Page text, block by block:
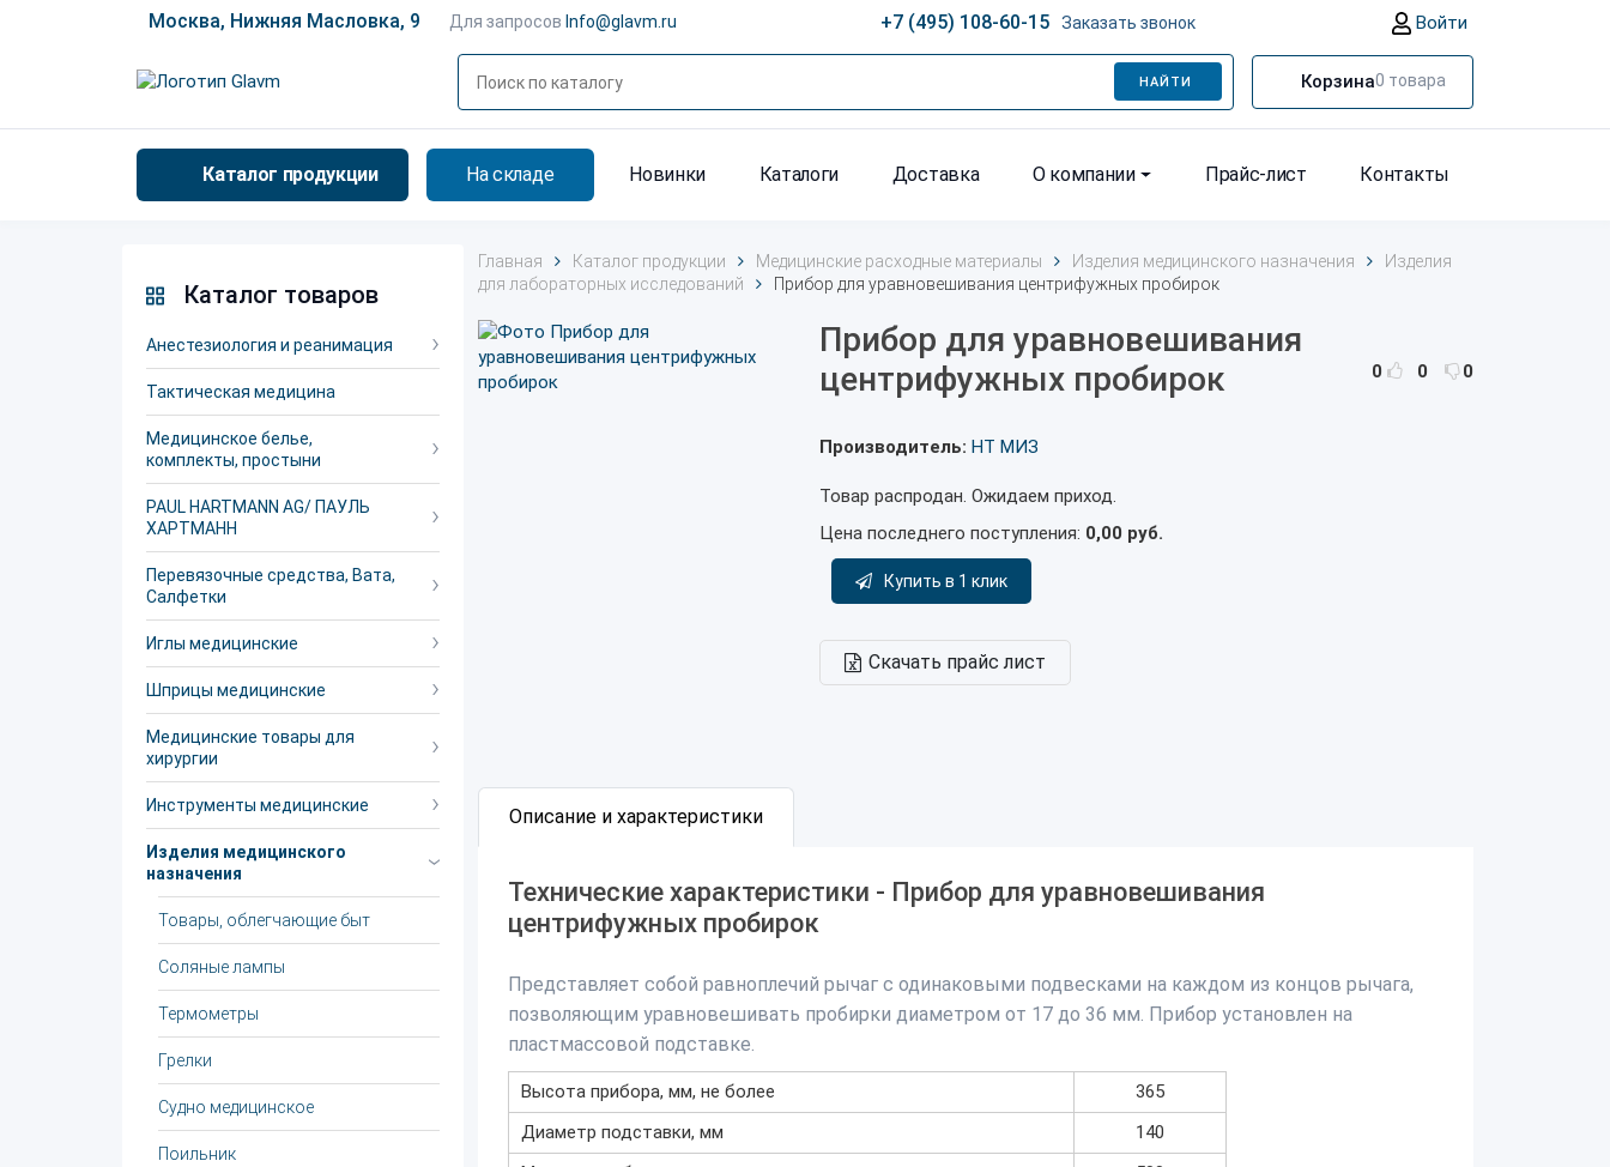
Москва, Нижняя Масловка, 9 Для запросов Info@glavm.ru +7 (495) 108-60-15 Заказать звонок Войти
НАЙТИ Корзина0 товара
Каталог продукции На складе Новинки Каталоги Доставка О компании Прайс-лист Контакты
Каталог товаров
Анестезиология и реанимация
Тактическая медицина
Медицинское белье,
комплекты, простыни
PAUL HARTMANN AG/ ПАУЛЬ
ХАРТМАНН
Перевязочные средства, Вата,
Салфетки
Иглы медицинские
Шприцы медицинские
Медицинские товары для
хирургии
Инструменты медицинские
Изделия медицинского
назначения
Товары, облегчающие быт
Соляные лампы
Термометры
Грелки
Судно медицинское
Поильник
Главная Каталог продукции Медицинские расходные материалы Изделия медицинского назначения
Изделия
для лабораторных исследований
Прибор для уравновешивания центрифужных пробирок
Прибор для уравновешивания
центрифужных пробирок
0 0 0
Производитель: НТ МИЗ
Товар распродан. Ожидаем приход.
Цена последнего поступления: 0,00 руб.
Купить в 1 клик
Скачать прайс лист
Описание и характеристики
Технические характеристики - Прибор для уравновешивания
центрифужных пробирок
Представляет собой равноплечий рычаг с одинаковыми подвесками на каждом из концов рычага,
позволяющим уравновешивать пробирки диаметром от 17 до 36 мм. Прибор установлен на
пластмассовой подставке.
Высота прибора, мм, не более
365
Диаметр подставки, мм
140